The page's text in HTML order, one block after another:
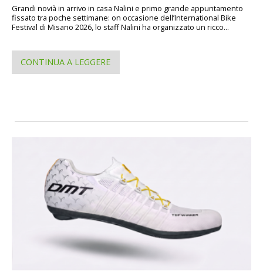
Grandi novià in arrivo in casa Nalini e primo grande appuntamento
fissato tra poche settimane: on occasione dell’International Bike
Festival di Misano 2026, lo staff Nalini ha organizzato un ricco...
CONTINUA A LEGGERE